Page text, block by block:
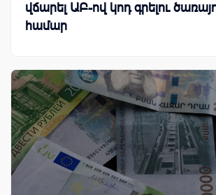
վճարել ԱԲ-ով կոդ գրելու
համար